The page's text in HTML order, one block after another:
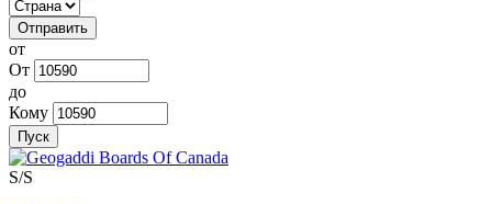
Отправить
от
От
до
Кому
Пуск
S/S